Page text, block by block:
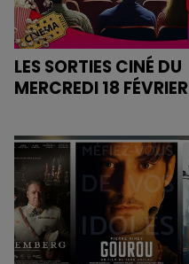
LES SORTIES CINÉ DU
MERCREDI 18 FÉVRIER
des films sur
magnumlaradio.com